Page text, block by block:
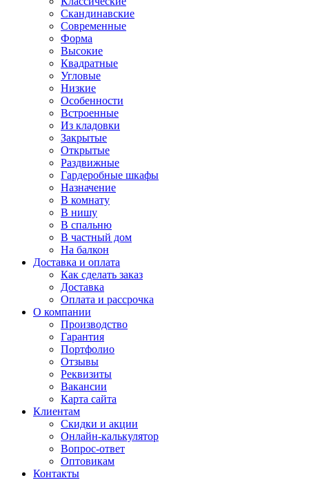
Скандинавские
Современные
Форма
Высокие
Квадратные
Угловые
Низкие
Особенности
Встроенные
Из кладовки
Закрытые
Открытые
Раздвижные
Гардеробные шкафы
Назначение
В комнату
В нишу
В спальню
В частный дом
На балкон
Доставка и оплата
Как сделать заказ
Доставка
Оплата и рассрочка
О компании
Производство
Гарантия
Портфолио
Отзывы
Реквизиты
Вакансии
Карта сайта
Клиентам
Скидки и акции
Онлайн-калькулятор
Вопрос-ответ
Оптовикам
Контакты